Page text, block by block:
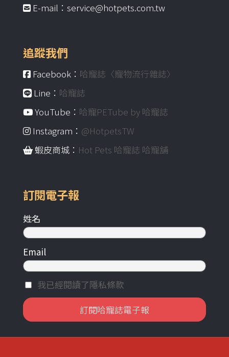
E-mail：service@hotpets.com.tw
追蹤我們
Facebook： 哈寵誌〈寵物流行雜誌〉
Line： 哈寵誌
YouTube： 哈寵PETube by 哈寵誌
Instagram： @HotpetsTW
蝦皮商城： Hot Pets 哈寵誌 哈寵舖
訂閱電子報
姓名
Email
我已經閱讀了隱私條款